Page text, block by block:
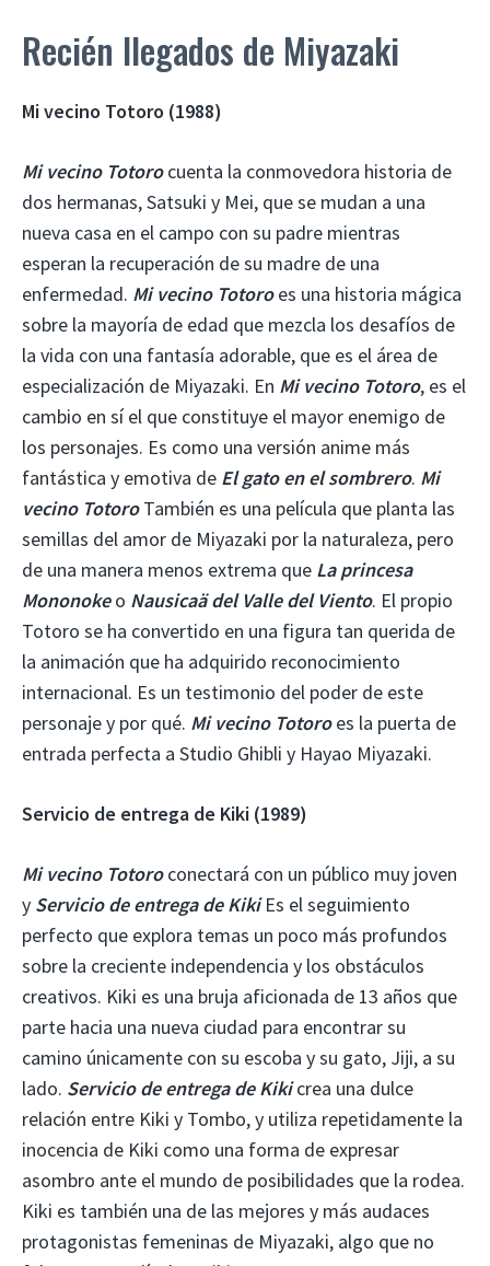
Recién llegados de Miyazaki
Mi vecino Totoro (1988)
Mi vecino Totorocuenta la conmovedora historia de
dos hermanas, Satsuki y Mei, que se mudan a una
nueva casa en el campo con su padre mientras
esperan la recuperación de su madre de una
enfermedad. Mi vecino Totoroes una historia mágica
sobre la mayoría de edad que mezcla los desafíos de
la vida con una fantasía adorable, que es el área de
especialización de Miyazaki. En Mi vecino Totoro, es el
cambio en sí el que constituye el mayor enemigo de
los personajes. Es como una versión anime más
fantástica y emotiva de El gato en el sombrero. Mi
vecino TotoroTambién es una película que planta las
semillas del amor de Miyazaki por la naturaleza, pero
de una manera menos extrema que La princesa
Mononokeo Nausicaä del Valle del Viento. El propio
Totoro se ha convertido en una figura tan querida de
la animación que ha adquirido reconocimiento
internacional. Es un testimonio del poder de este
personaje y por qué. Mi vecino Totoro es la puerta de
entrada perfecta a Studio Ghibli y Hayao Miyazaki.
Servicio de entrega de Kiki (1989)
Mi vecino Totoro conectará con un público muy joven
y Servicio de entrega de Kiki Es el seguimiento
perfecto que explora temas un poco más profundos
sobre la creciente independencia y los obstáculos
creativos. Kiki es una bruja aficionada de 13 años que
parte hacia una nueva ciudad para encontrar su
camino únicamente con su escoba y su gato, Jiji, a su
lado. Servicio de entrega de Kikicrea una dulce
relación entre Kiki y Tombo, y utiliza repetidamente la
inocencia de Kiki como una forma de expresar
asombro ante el mundo de posibilidades que la rodea.
Kiki es también una de las mejores y más audaces
protagonistas femeninas de Miyazaki, algo que no